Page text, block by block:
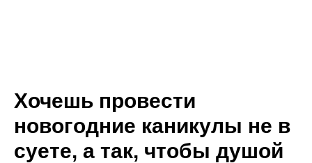
Хочешь провести
новогодние каникулы не в
суете, а так, чтобы душой